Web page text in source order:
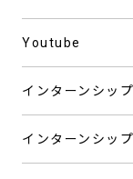
Youtube
インターンシップ
インターンシップ